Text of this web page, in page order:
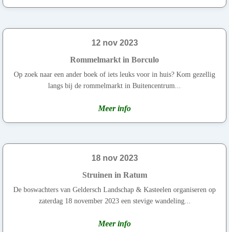
12 nov 2023
Rommelmarkt in Borculo
Op zoek naar een ander boek of iets leuks voor in huis? Kom gezellig
langs bij de rommelmarkt in Buitencentrum...
Meer info
18 nov 2023
Struinen in Ratum
De boswachters van Geldersch Landschap & Kasteelen organiseren op
zaterdag 18 november 2023 een stevige wandeling...
Meer info